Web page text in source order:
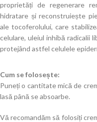
proprietăți de regenerare
hidratare și reconstruiește
ale tocoferolului, care
celulare, uleiul inhibă radicalii
protejând astfel celulele
Cum se folosește:
Puneți o cantitate mică de
lasă până se absoarbe.
Vă recomandăm să folosiți